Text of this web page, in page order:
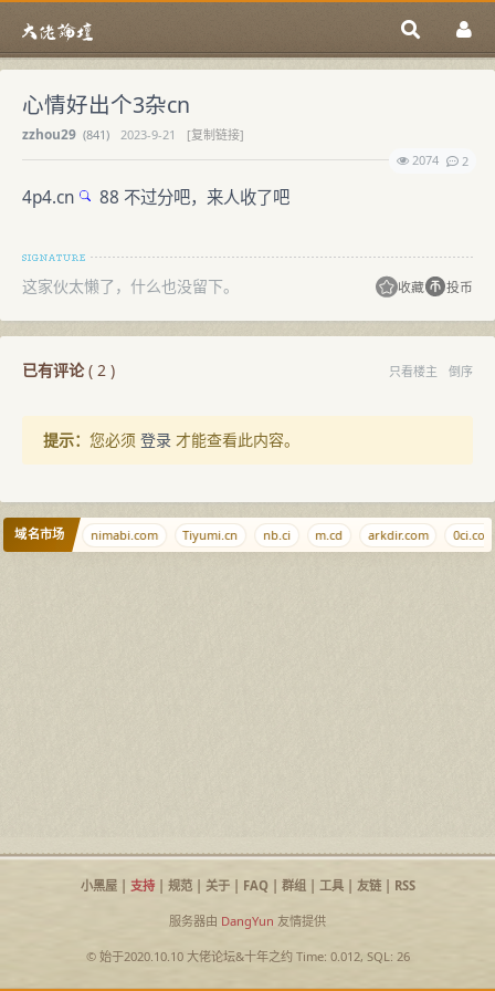
心情好出个3杂cn
zzhou29 (841) 2023-9-21
[复制链接]
2074
2
4p4.cn 88 不过分吧，来人收了吧
这家伙太懒了，什么也没留下。 收藏 投币
已有评论( 2 ) 只看楼主 倒序
提示： 您必须 登录 才能查看此内容。
域名市场
qjqj.net nimabi.com Tiyumi.cn nb.ci m.cd arkdir.com 0ci.com
小黑屋| 支持| 规范| 关于| FAQ| 群组| 工具| 友链| RSS
服务器由 DangYun 友情提供
© 始于2020.10.10 大佬论坛&十年之约Time: 0.012, SQL: 26